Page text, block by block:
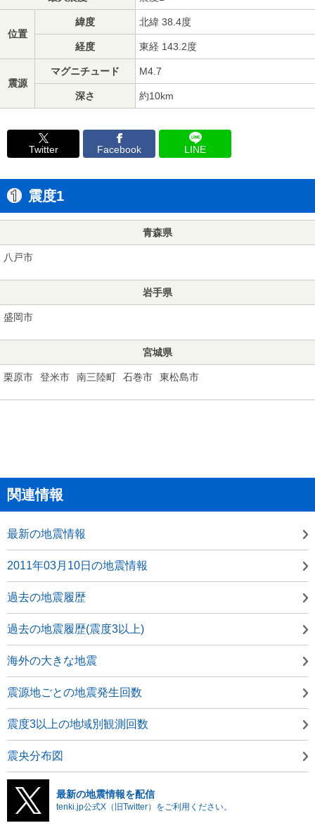
位置
緯度 北緯 38.4度
経度 東経 143.2度
震源
マグニチュード M4.7
深さ 約10km
Twitter Facebook LINE
震度1
青森県
八戸市
岩手県
盛岡市
宮城県
栗原市 登米市 南三陸町 石巻市 東松島市
関連情報
最新の地震情報
2011年03月10日の地震情報
過去の地震履歴
過去の地震履歴(震度3以上)
海外の大きな地震
震源地ごとの地震発生回数
震度3以上の地域別観測回数
震央分布図
最新の地震情報を配信
tenki.jp公式X（旧Twitter）をご利用ください。